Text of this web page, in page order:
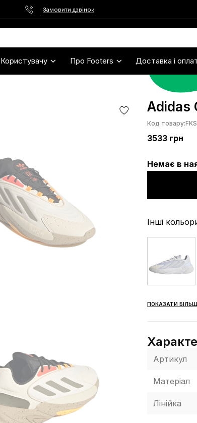
Замовити дзвінок
Користувачу Про Footers Доставка і
Adidas
Код товару:
3533грн
Немає в
Інші
ПОКАЗАТИ
Артикул
Матеріал
Лінійка